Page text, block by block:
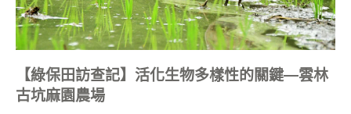
【綠保田訪查記】活化生物多樣性的關鍵—雲林
古坑麻園農場